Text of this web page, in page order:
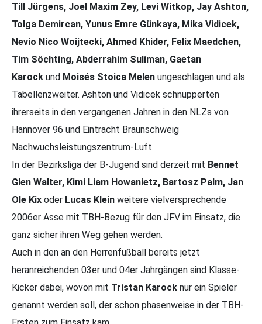
Till Jürgens, Joel Maxim Zey, Levi Witkop, Jay Ashton,
Tolga Demircan, Yunus Emre Günkaya, Mika Vidicek,
Nevio Nico Woijtecki, Ahmed Khider, Felix Maedchen,
Tim Söchting, Abderrahim Suliman, Gaetan
Karock und Moisés Stoica Melen ungeschlagen und als
Tabellenzweiter. Ashton und Vidicek schnupperten
ihrerseits in den vergangenen Jahren in den NLZs von
Hannover 96 und Eintracht Braunschweig
Nachwuchsleistungszentrum-Luft.
In der Bezirksliga der B-Jugend sind derzeit mit Bennet
Glen Walter, Kimi Liam Howanietz, Bartosz Palm, Jan
Ole Kix oder Lucas Klein weitere vielversprechende
2006er Asse mit TBH-Bezug für den JFV im Einsatz, die
ganz sicher ihren Weg gehen werden.
Auch in den an den Herrenfußball bereits jetzt
heranreichenden 03er und 04er Jahrgängen sind Klasse-
Kicker dabei, wovon mit Tristan Karock nur ein Spieler
genannt werden soll, der schon phasenweise in der TBH-